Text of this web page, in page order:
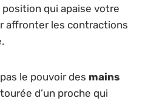
qui apaise votre
affronter les contractions
le pouvoir des mains
d’un proche qui